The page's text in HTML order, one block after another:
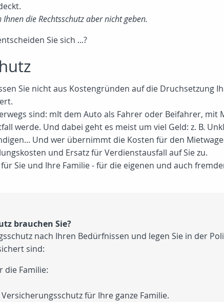
die Rechtsschutz aber nicht geben.
Sie sich ...?
Sie nicht aus Kostengründen auf die Druchsetzung
sind: mIt dem Auto als Fahrer oder Beifahrer,
werde. Und dabei geht es meist um viel Geld: z. B.
Und wer übernimmt die Kosten für den
und Ersatz für Verdienstausfall auf Sie zu.
Sie und Ihre Familie - für die eigenen und auch
brauchen Sie?
nach Ihren Bedürfnissen und legen Sie in der
sind:
die Familie:
für Ihre ganze Familie.